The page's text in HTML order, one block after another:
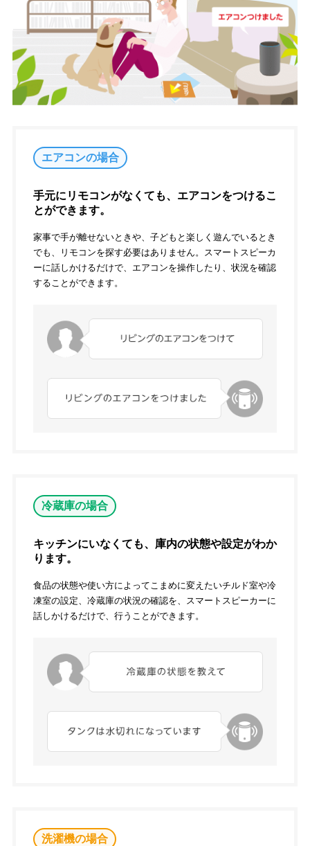
エアコンの場合
手元にリモコンがなくても、エアコンをつけるこ
とができます。
家事で手が離せないときや、子どもと楽しく遊んでいるとき
でも、リモコンを探す必要はありません。スマートスピーカ
ーに話しかけるだけで、エアコンを操作したり、状況を確認
することができます。
冷蔵庫の場合
キッチンにいなくても、庫内の状態や設定がわか
ります。
食品の状態や使い方によってこまめに変えたいチルド室や冷
凍室の設定、冷蔵庫の状況の確認を、スマートスピーカーに
話しかけるだけで、行うことができます。
洗濯機の場合